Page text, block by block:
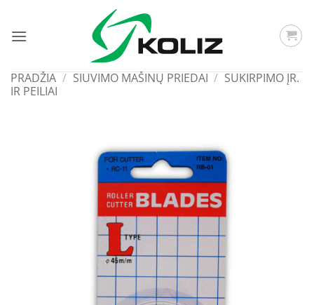
content
PRADŽIA / SIUVIMO MAŠINŲ PRIEDAI / SUKIRPIMO ĮR.
IR PEILIAI